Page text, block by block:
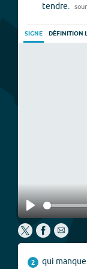
tendre.
SIGNE DÉFINITION
Play
2
qui